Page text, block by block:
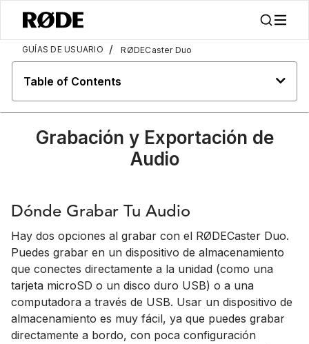
GUÍAS DE USUARIO / RØDECaster Duo
Table of Contents
Grabación y Exportación de
Audio
Dónde Grabar Tu Audio
Hay dos opciones al grabar con el RØDECaster Duo.
Puedes grabar en un dispositivo de almacenamiento
que conectes directamente a la unidad (como una
tarjeta microSD o un disco duro USB) o a una
computadora a través de USB. Usar un dispositivo de
almacenamiento es muy fácil, ya que puedes grabar
directamente a bordo, con poca configuración